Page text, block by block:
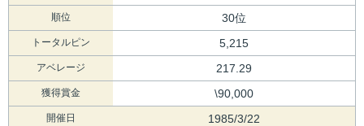
順位 30位
トータルピン 5,215
アベレージ 217.29
獲得賞金 \90,000
開催日 1985/3/22